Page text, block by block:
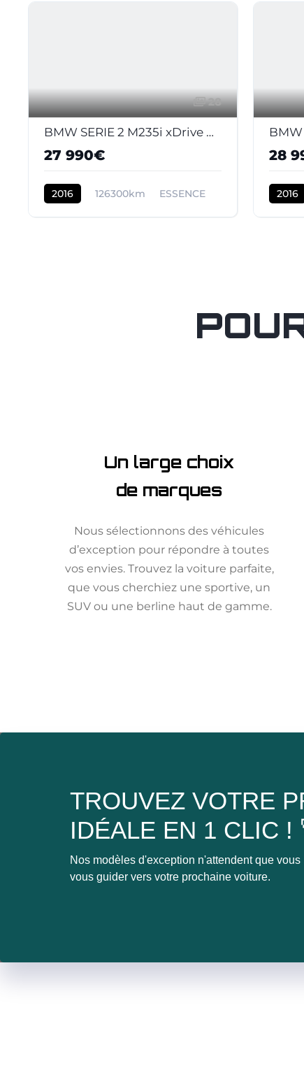
28
BMW SERIE 2 M235i xDrive Cabriolet - BVA Sport CABRIOLET F23 M Performance PHASE 1
27 990€
2016 126300km ESSENCE
28
2016
Un large choix
de marques
Nous sélectionnons des véhicules
d’exception pour répondre à toutes
vos envies. Trouvez la voiture parfaite,
que vous cherchiez une sportive, un
SUV ou une berline haut de gamme.
TROUVEZ VOTRE
IDÉALE EN 1 CLIC !
Nos modèles d'exception n'attendent que
vous guider vers votre prochaine voiture.